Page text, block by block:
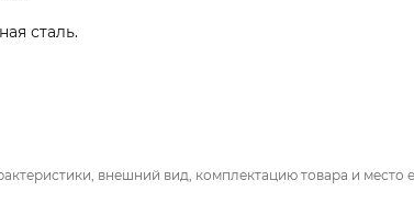
сталь.
внешний вид, комплектацию товара и место